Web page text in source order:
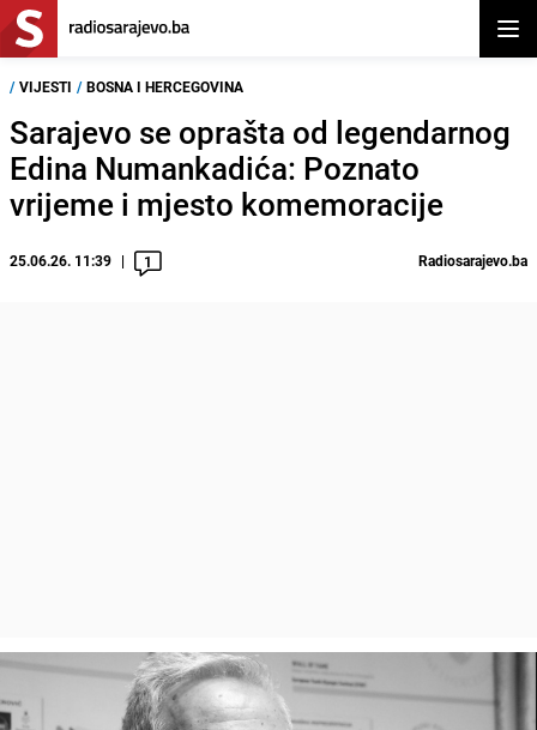
/ VIJESTI / BOSNA I HERCEGOVINA
Sarajevo se oprašta od legendarnog
Edina Numankadića: Poznato
vrijeme i mjesto komemoracije
25.06.26. 11:39 1 Radiosarajevo.ba